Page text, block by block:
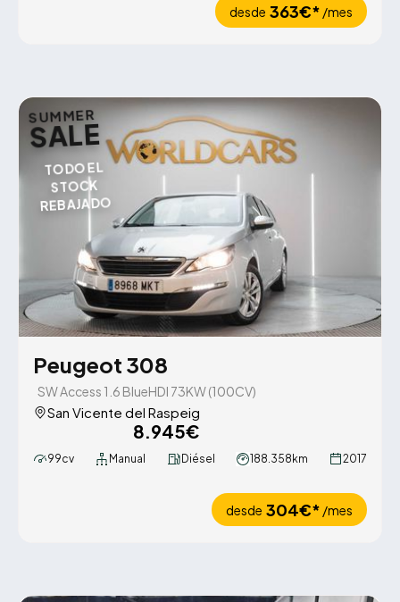
desde 363€* /mes
SUMMER
SALE
TODO EL
STOCK
REBAJADO
Peugeot 308
SW Access 1.6 BlueHDI 73KW (100CV)
San Vicente del Raspeig
8.945€
99cv Manual Diésel 188.358km 2017
desde 304€* /mes